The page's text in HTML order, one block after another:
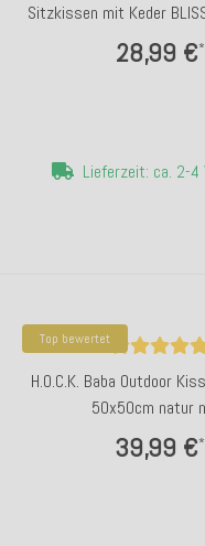
Sitzkissen mit Keder
col. 01 natur
28,99 €*
Lieferzeit: ca. 2-4
Top bewertet
H.O.C.K. Baba Outdoor
50x50cm natur
39,99 €*